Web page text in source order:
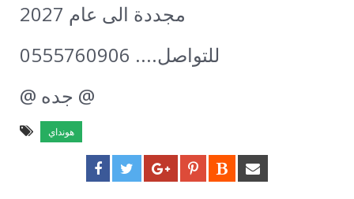
مجددة الى عام 2027
للتواصل.... 0555760906
@ جده @
هونداي